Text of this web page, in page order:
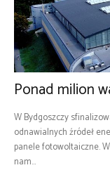
Ponad milion
W Bydgoszczy
odnawialnych źródeł
panele fotowoltaiczne.
nam...